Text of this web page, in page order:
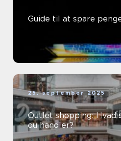
Guide til at spare
25. september 2025
Outlet shopping: Hvad
du handler?